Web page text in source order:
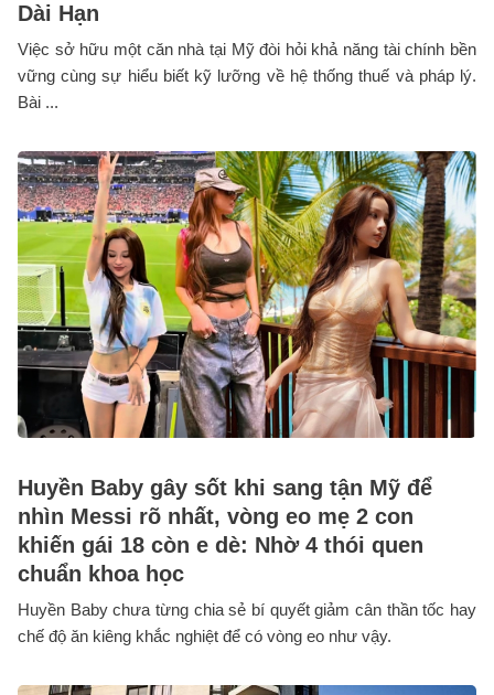
Dài Hạn
Việc sở hữu một căn nhà tại Mỹ đòi hỏi khả năng tài chính bền
vững cùng sự hiểu biết kỹ lưỡng về hệ thống thuế và pháp lý.
Bài ...
Huyền Baby gây sốt khi sang tận Mỹ để
nhìn Messi rõ nhất, vòng eo mẹ 2 con
khiến gái 18 còn e dè: Nhờ 4 thói quen
chuẩn khoa học
Huyền Baby chưa từng chia sẻ bí quyết giảm cân thần tốc hay
chế độ ăn kiêng khắc nghiệt để có vòng eo như vậy.